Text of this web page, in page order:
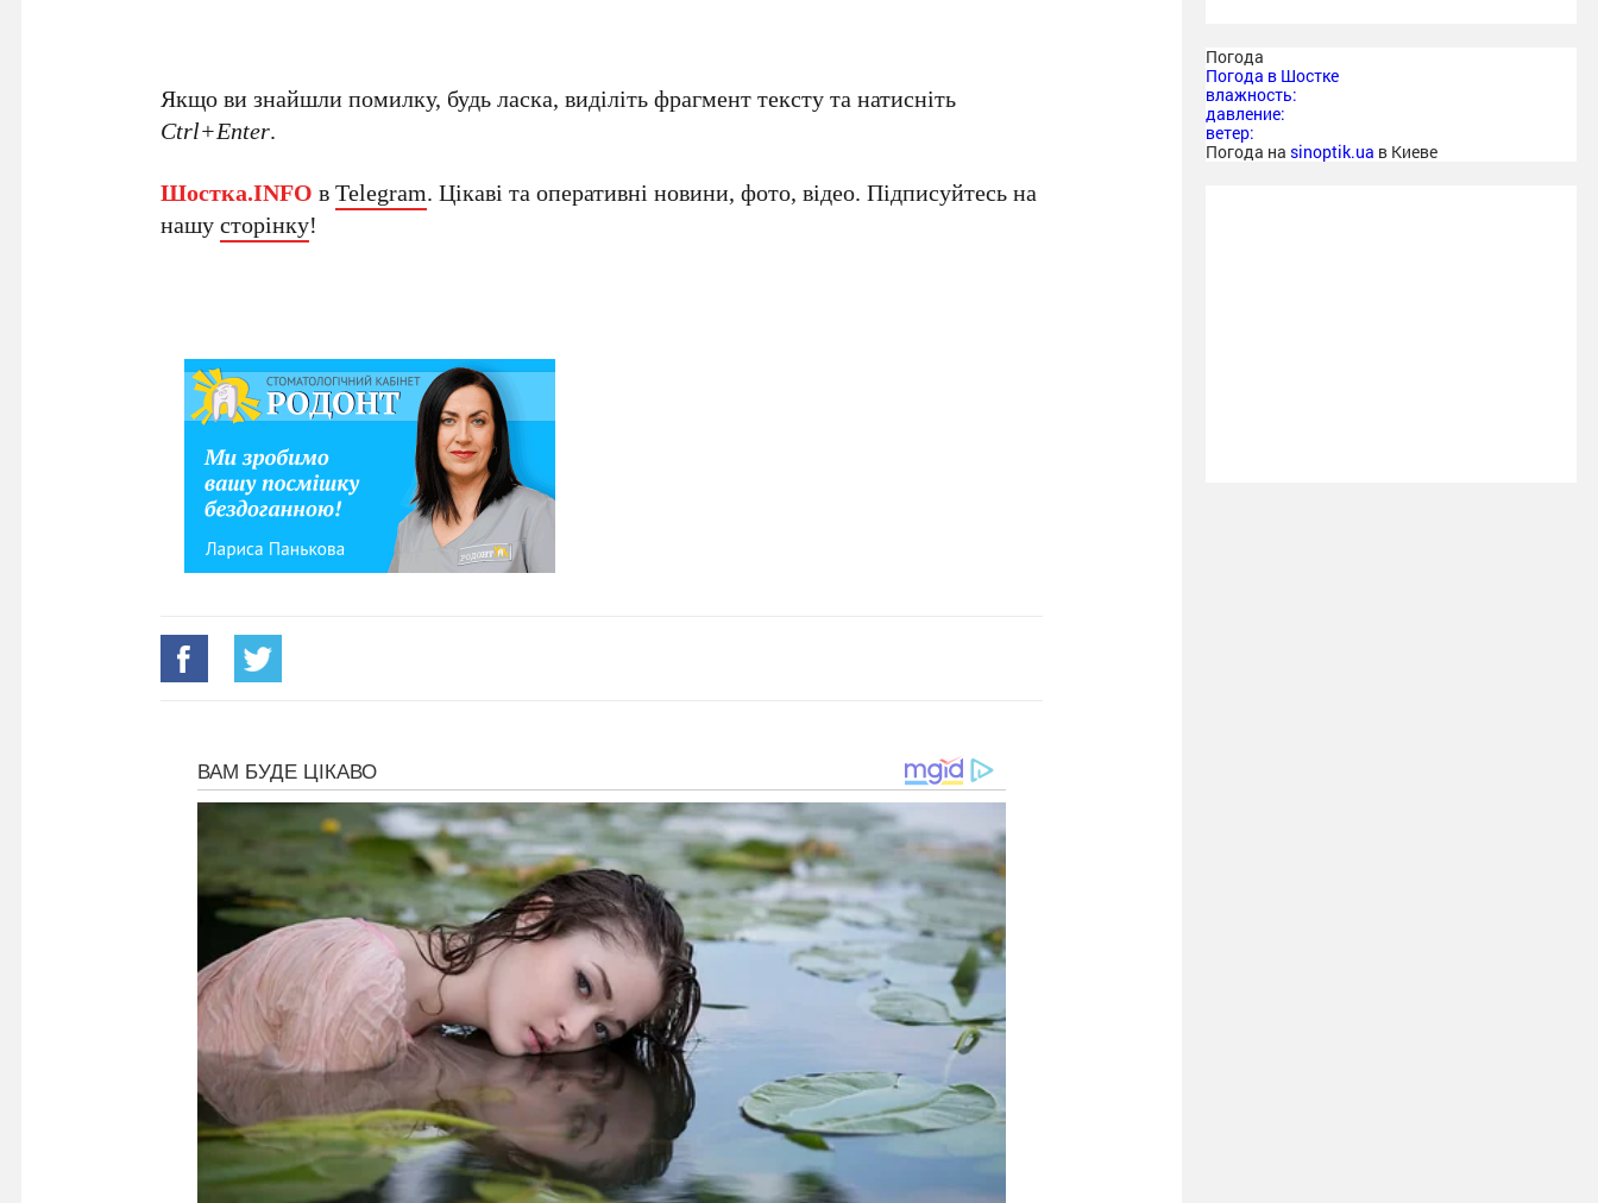
Якщо ви знайшли помилку, будь ласка, виділіть фрагмент тексту та натисніть
Ctrl+Enter.
Шостка.INFO вTelegram. Цікаві та оперативні новини, фото, відео. Підписуйтесь на
нашусторінку!
Погода
Погода в Шостке
влажность:
давление:
ветер:
Погода на sinoptik.ua в Киеве